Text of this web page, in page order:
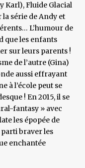
Karl), Fluide Glacial
la série de Andy et
L’humour de
que les enfants
sur leurs parents !
de l’autre (Gina)
aussi effrayant
à l’école peut se
! En 2015, il se
fantasy » avec
les épopée de
braver les
enchantée